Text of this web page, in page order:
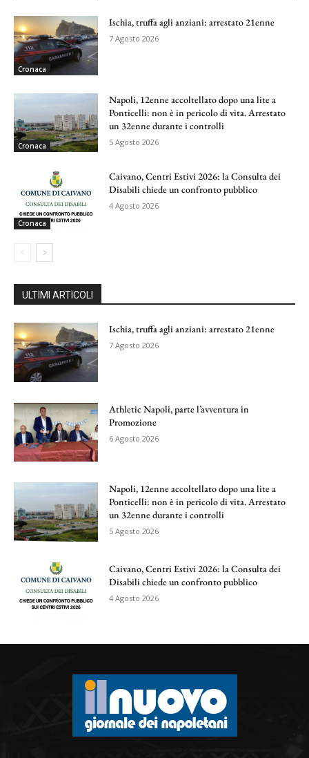
Cronaca
Ischia, truffa agli anziani: arrestato 21enne
7 Agosto 2026
Cronaca
Napoli, 12enne accoltellato dopo una lite a
Ponticelli: non è in pericolo di vita. Arrestato
un 32enne durante i controlli
5 Agosto 2026
Cronaca
Caivano, Centri Estivi 2026: la Consulta dei
Disabili chiede un confronto pubblico
4 Agosto 2026
ULTIMI ARTICOLI
Ischia, truffa agli anziani: arrestato 21enne
7 Agosto 2026
Athletic Napoli, parte l’avventura in
Promozione
6 Agosto 2026
Napoli, 12enne accoltellato dopo una lite a
Ponticelli: non è in pericolo di vita. Arrestato
un 32enne durante i controlli
5 Agosto 2026
Caivano, Centri Estivi 2026: la Consulta dei
Disabili chiede un confronto pubblico
4 Agosto 2026